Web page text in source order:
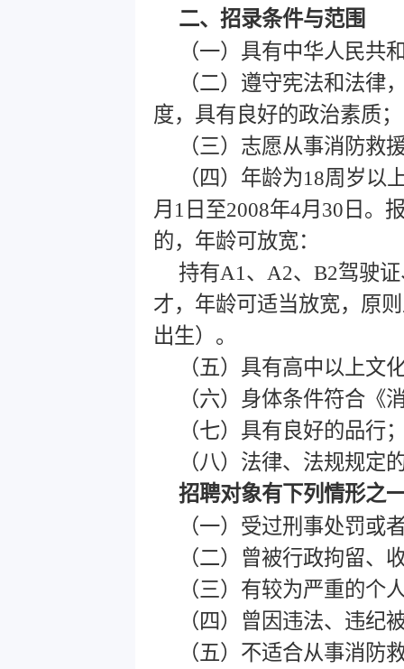
二、招录条件与范围
（一）具有中华人民共
（二）遵守宪法和法律
度，具有良好的政治素质；
（三）志愿从事消防救
（四）年龄为18周岁以
月1日至2008年4月30日。
的，年龄可放宽：
持有A1、A2、B2驾驶
才，年龄可适当放宽，原
出生）。
（五）具有高中以上文
（六）身体条件符合《
（七）具有良好的品行
（八）法律、法规规定
招聘对象有下列情形之
（一）受过刑事处罚或
（二）曾被行政拘留、
（三）有较为严重的个
（四）曾因违法、违纪
（五）不适合从事消防